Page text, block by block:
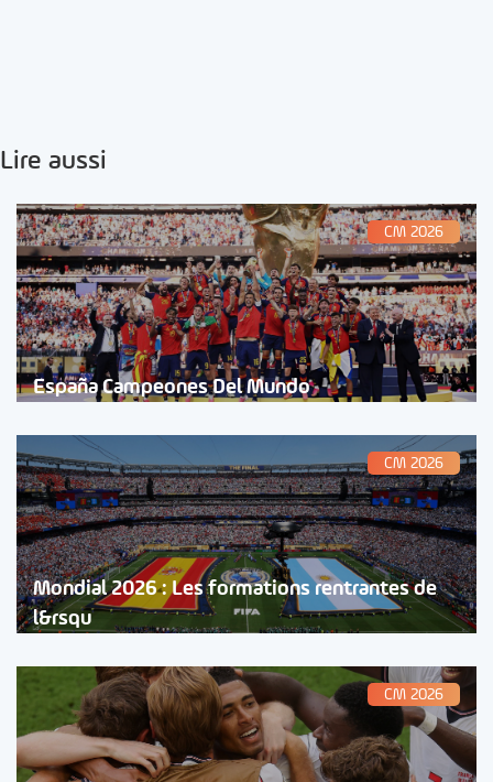
Lire aussi
CM 2026
España Campeones Del Mundo
CM 2026
Mondial 2026 : Les formations rentrantes de
l&rsqu
CM 2026